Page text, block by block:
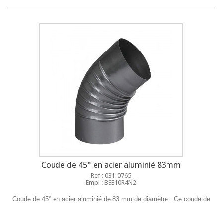
Coude de 45° en acier aluminié 83mm
Ref : 031-0765
Empl : B9E10R4N2
Coude de 45° en acier aluminié de 83 mm de diamètre . Ce coude de